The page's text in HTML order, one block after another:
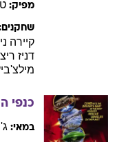
מפיק:
קיירה
דניז
כנפי
במאי: